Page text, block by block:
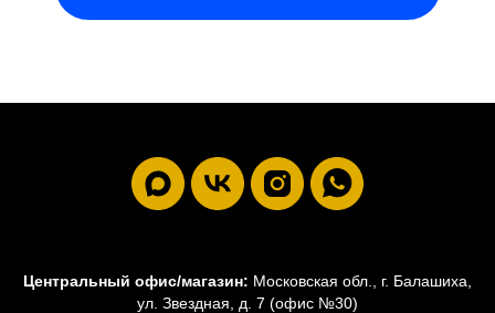
Центральный офис/магазин: Московская обл., г. Балашиха,
ул. Звездная, д. 7 (офис №30)